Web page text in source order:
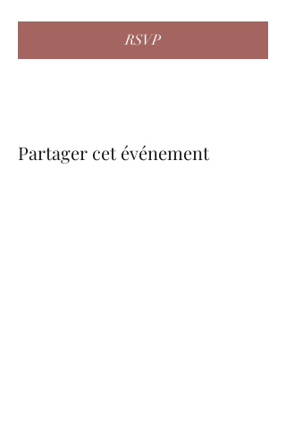
RSVP
Partager cet événement